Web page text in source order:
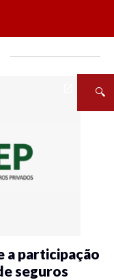
a participação
seguros